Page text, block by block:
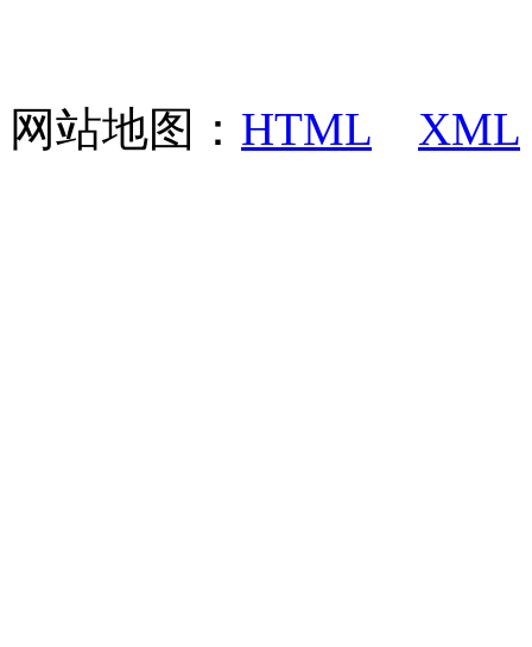
网站地图： HTML XML